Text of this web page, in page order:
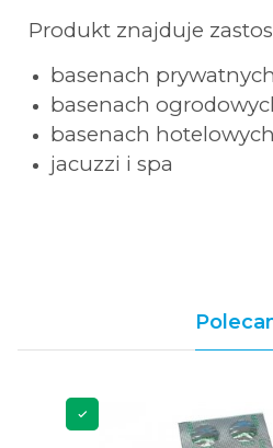
Produkt znajduje
basenach prywatnych
basenach
basenach
jacuzzi i spa